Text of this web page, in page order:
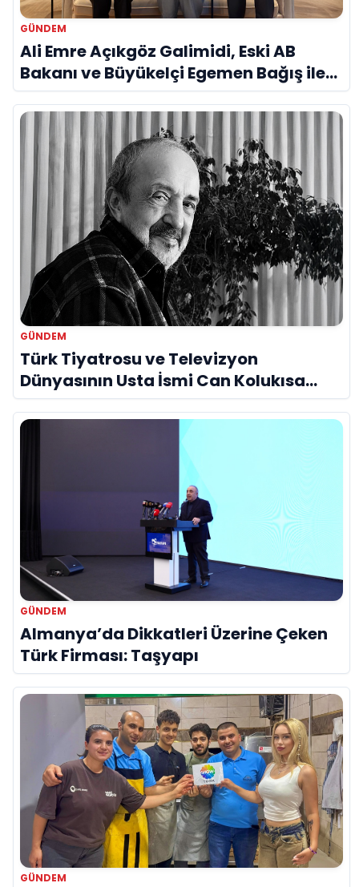
GÜNDEM
Ali Emre Açıkgöz Galimidi, Eski AB
Bakanı ve Büyükelçi Egemen Bağış ile
Bir Araya Geldi
GÜNDEM
Türk Tiyatrosu ve Televizyon
Dünyasının Usta İsmi Can Kolukısa
Hayatını Kaybetti
GÜNDEM
Almanya’da Dikkatleri Üzerine Çeken
Türk Firması: Taşyapı
GÜNDEM